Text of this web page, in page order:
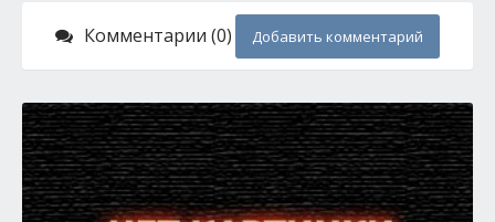
Комментарии (0) Добавить комментарий